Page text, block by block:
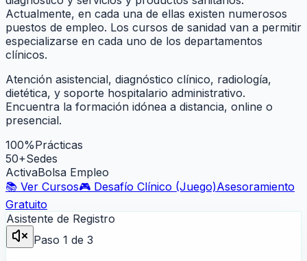
Actualmente, en cada una de ellas existen numerosos
puestos de empleo. Los cursos de sanidad van a permitir
especializarse en cada uno de los departamentos
clínicos.
Atención asistencial, diagnóstico clínico, radiología,
dietética, y soporte hospitalario administrativo.
Encuentra la formación idónea a distancia, online o
presencial.
100%Prácticas
50+Sedes
ActivaBolsa Empleo
📚 Ver Cursos🎮 Desafío Clínico (Juego)Asesoramiento
Gratuito
Asistente de Registro
Paso 1 de 3